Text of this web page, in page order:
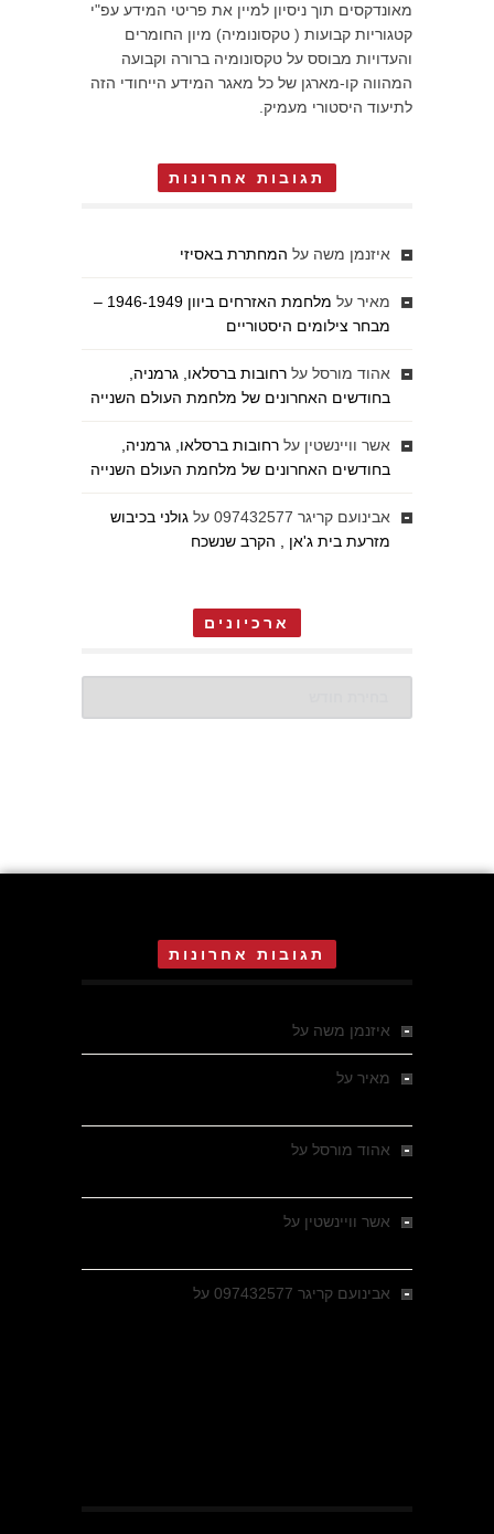
מאונדקסים תוך ניסיון למיין את פריטי המידע עפ"י
קטגוריות קבועות ( טקסונומיה) מיון החומרים
והעדויות מבוסס על טקסונומיה ברורה וקבועה
המהווה קו-מארגן של כל מאגר המידע הייחודי הזה
לתיעוד היסטורי מעמיק.
תגובות אחרונות
איזנמן משה על המחתרת באסיזי
מאיר על
מלחמת האזרחים ביוון 1946-1949 –
מבחר צילומים היסטוריים
אהוד מורסל על רחובות ברסלאו, גרמניה,
בחודשים האחרונים של מלחמת העולם השנייה
אשר וויינשטין על רחובות ברסלאו, גרמניה,
בחודשים האחרונים של מלחמת העולם השנייה
אבינועם קריגר 097432577 על גולני בכיבוש
מזרעת בית ג'אן , הקרב שנשכח
ארכיונים
תגובות אחרונות
איזנמן משה על
מאיר על
אהוד מורסל על
אשר וויינשטין על
אבינועם קריגר 097432577 על